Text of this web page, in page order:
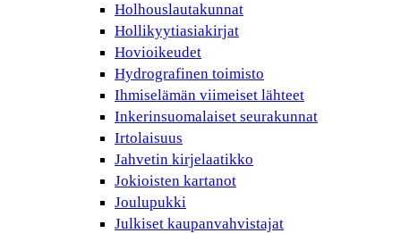
Holhouslautakunnat
Hollikyytiasiakirjat
Hovioikeudet
Hydrografinen toimisto
Ihmiselämän viimeiset lähteet
Inkerinsuomalaiset seurakunnat
Irtolaisuus
Jahvetin kirjelaatikko
Jokioisten kartanot
Joulupukki
Julkiset kaupanvahvistajat